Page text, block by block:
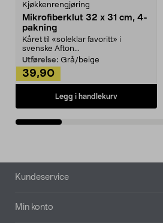
Kjøkkenrengjøring
Mikrofiberklut 32 x 31 cm, 4-
pakning
Kåret til «soleklar favoritt» i
svenske Afton...
Utførelse: Grå/beige
39,90
Legg i handlekurv
Bunntekst
Kundeservice
Min konto